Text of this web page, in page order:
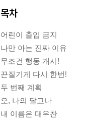
목차
어린이 출입 금지
나만 아는 진짜 이유
무조건 행동 개시!
끈질기게 다시 한번!
두 번째 계획
오, 나의 달고나
내 이름은 대우찬